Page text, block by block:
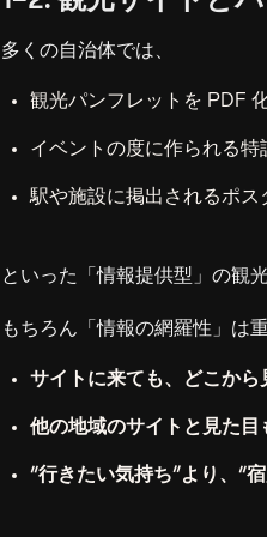
多くの自治体では、
観光パンフレットを PDF
イベントの度に作られる特
駅や施設に掲出されるポ
といった「情報提供型」の観
もちろん「情報の網羅性」は
サイトに来ても、どこか
他の地域のサイトと見た目
“行きたい気持ち”より、“